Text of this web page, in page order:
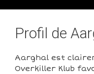
Profil de
Aarghal est
Overkiller Klub